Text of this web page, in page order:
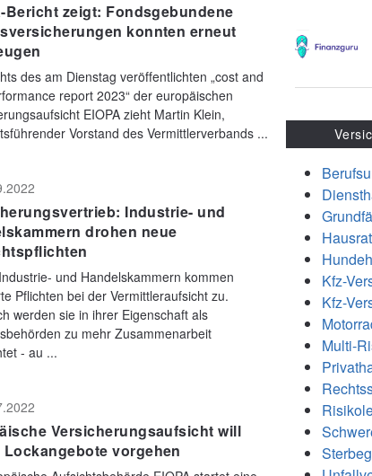
Bericht zeigt: Fondsgebundene
konnten erneut
des am Dienstag veröffentlichten „cost and
report 2023“ der europäischen
EIOPA zieht Martin Klein,
Vorstand des Vermittlerverbands ...
Industrie- und
drohen neue
und Handelskammern kommen
Pflichten bei der Vermittleraufsicht zu.
werden sie in ihrer Eigenschaft als
zu mehr Zusammenarbeit
- au ...
Versicherungsaufsicht will
Lockangebote vorgehen
Kfz-
Kfz-
Multi-